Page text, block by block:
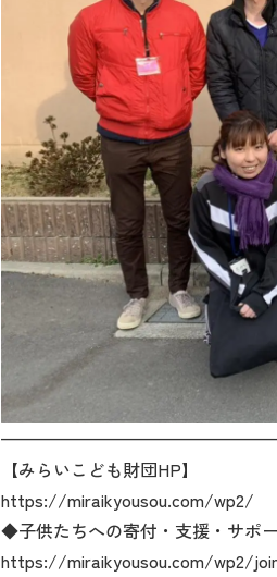
【みらいこども財団HP】
https://miraikyousou.com/wp2/
◆子供たちへの寄付・支援・サポ
https://miraikyousou.com/wp2/